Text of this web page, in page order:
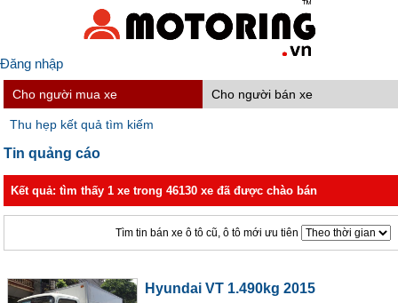
Đăng nhập
Cho người mua xe Cho người bán xe
Thu hẹp kết quả tìm kiếm
Tin quảng cáo
Kết quả: tìm thấy 1 xe trong 46130 xe đã được chào bán
Tìm tin bán xe ô tô cũ, ô tô mới ưu tiên
Hyundai VT 1.490kg 2015